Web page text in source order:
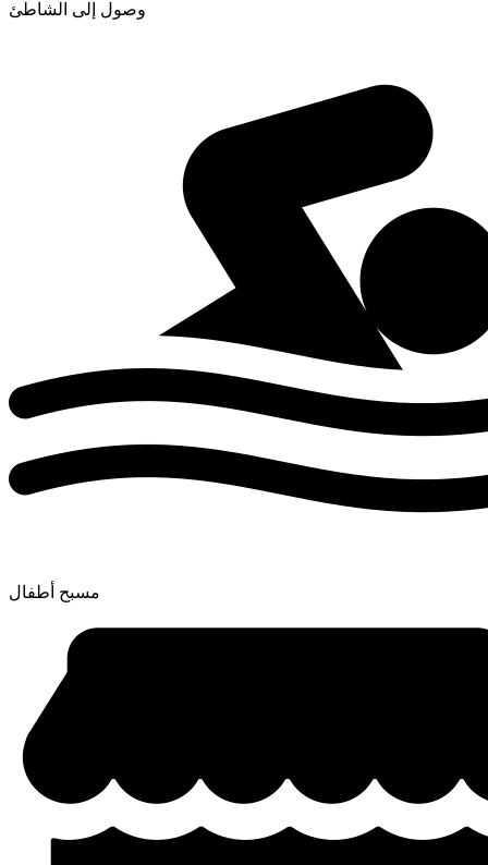
وصول إلى الشاطئ
مسبح أطفال